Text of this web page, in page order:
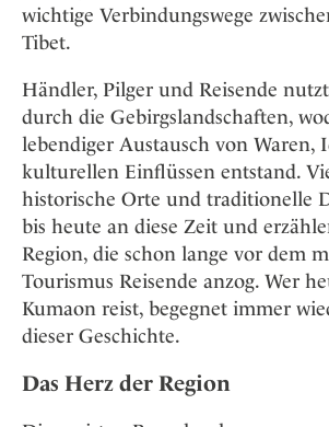
wichtige Verbindungswege
Tibet.
Händler, Pilger und Reisende
durch die Gebirgslandschaften,
lebendiger Austausch von Waren,
kulturellen Einflüssen entstand.
historische Orte und traditionelle
bis heute an diese Zeit und
Region, die schon lange vor dem
Tourismus Reisende anzog. Wer
Kumaon reist, begegnet immer
dieser Geschichte.
Das Herz der Region